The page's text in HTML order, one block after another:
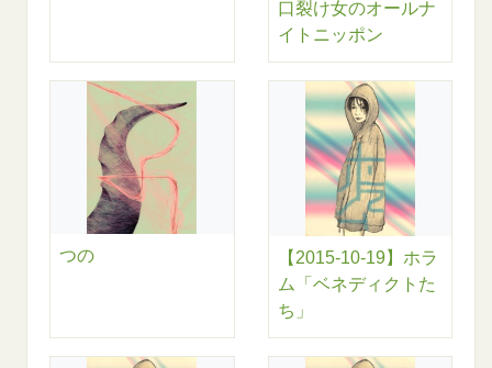
口裂け女のオールナ
イトニッポン
つの
【2015-10-19】ホラ
ム「ベネディクトた
ち」